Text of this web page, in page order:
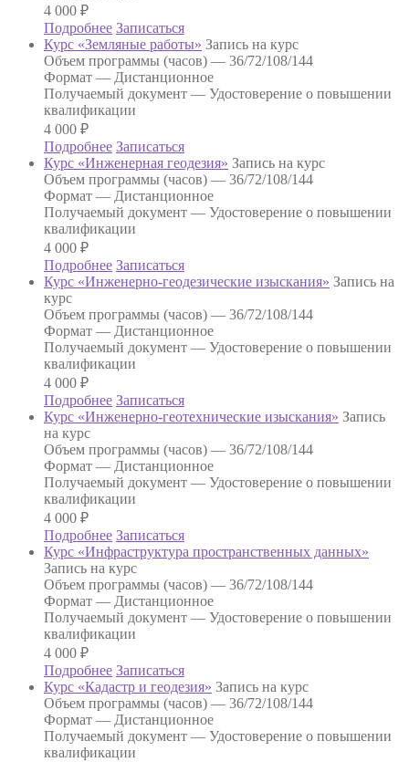
4 000 ₽
Подробнее Записаться
Курс «Земляные работы» Запись на курс
Объем программы (часов) — 36/72/108/144
Формат — Дистанционное
Получаемый документ — Удостоверение о повышении
квалификации
4 000 ₽
Подробнее Записаться
Курс «Инженерная геодезия» Запись на курс
Объем программы (часов) — 36/72/108/144
Формат — Дистанционное
Получаемый документ — Удостоверение о повышении
квалификации
4 000 ₽
Подробнее Записаться
Курс «Инженерно-геодезические изыскания» Запись на
курс
Объем программы (часов) — 36/72/108/144
Формат — Дистанционное
Получаемый документ — Удостоверение о повышении
квалификации
4 000 ₽
Подробнее Записаться
Курс «Инженерно-геотехнические изыскания» Запись
на курс
Объем программы (часов) — 36/72/108/144
Формат — Дистанционное
Получаемый документ — Удостоверение о повышении
квалификации
4 000 ₽
Подробнее Записаться
Курс «Инфраструктура пространственных данных»
Запись на курс
Объем программы (часов) — 36/72/108/144
Формат — Дистанционное
Получаемый документ — Удостоверение о повышении
квалификации
4 000 ₽
Подробнее Записаться
Курс «Кадастр и геодезия» Запись на курс
Объем программы (часов) — 36/72/108/144
Формат — Дистанционное
Получаемый документ — Удостоверение о повышении
квалификации